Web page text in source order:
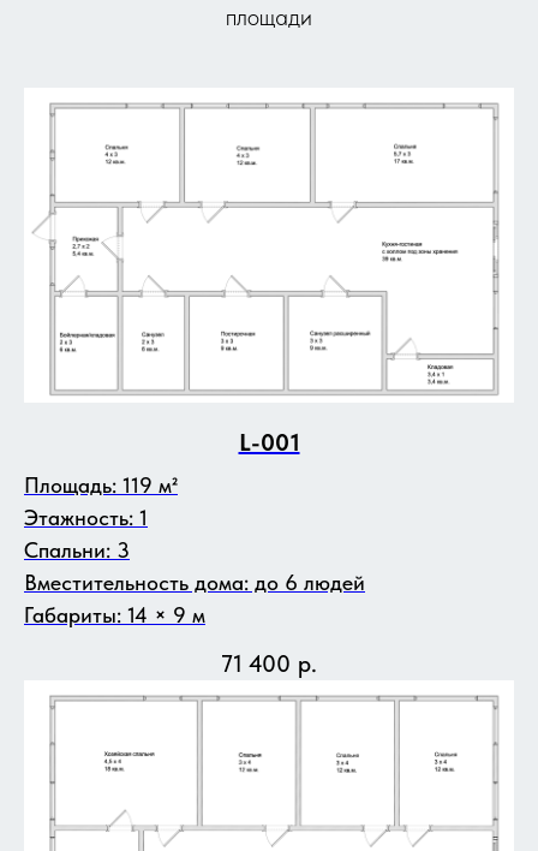
площади
L-001
Площадь: 119 м²
Этажность: 1
Спальни: 3
Вместительность дома: до 6 людей
Габариты: 14 × 9 м
71 400 р.